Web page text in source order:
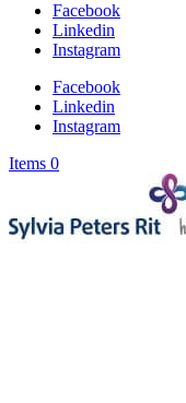
Facebook
Linkedin
Instagram
Facebook
Linkedin
Instagram
Items 0